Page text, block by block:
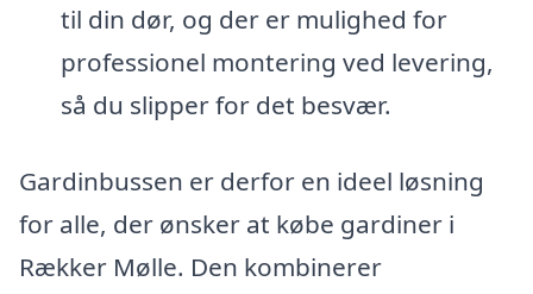
til din dør, og der er mulighed for
professionel montering ved levering,
så du slipper for det besvær.
Gardinbussen er derfor en ideel løsning
for alle, der ønsker at købe gardiner i
Rækker Mølle. Den kombinerer